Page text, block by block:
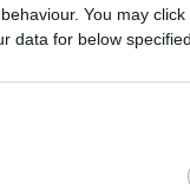
You may
data for below
του